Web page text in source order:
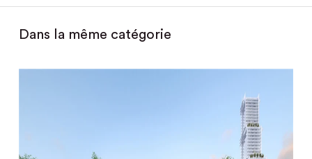
Dans la même catégorie